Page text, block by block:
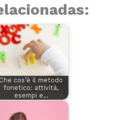
Che cos’è il metodo
fonetico: attività,
esempi e…